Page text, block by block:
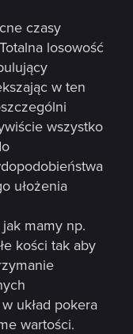
Jakie będą
lub Scoia'tael?
gdy
etapie
pytam o to,
na bagnach, a nie
mylę, brama
czasy
losowość
w ten
wszystko
ułożenia
mamy np.
kości tak aby
układ pokera
wartości.